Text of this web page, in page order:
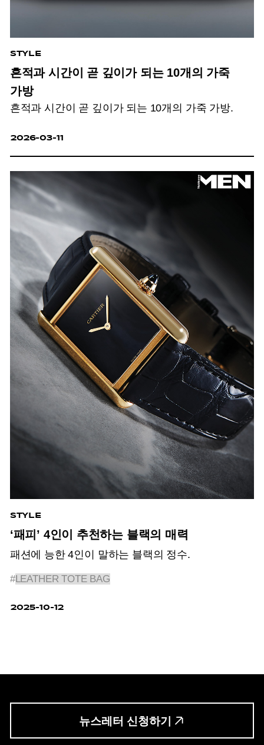
STYLE
흔적과 시간이 곧 깊이가 되는 10개의 가죽
가방
흔적과 시간이 곧 깊이가 되는 10개의 가죽 가방.
2026-03-11
STYLE
‘패피’ 4인이 추천하는 블랙의 매력
패션에 능한 4인이 말하는 블랙의 정수.
#LEATHER TOTE BAG
2025-10-12
뉴스레터 신청하기